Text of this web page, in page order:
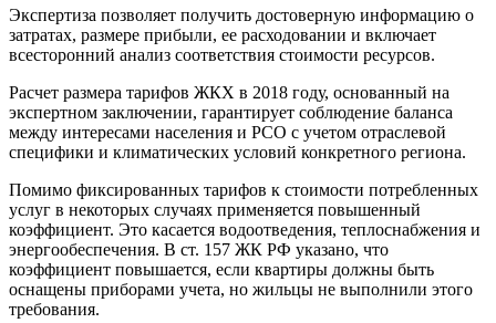
Экспертиза позволяет получить достоверную информацию о
затратах, размере прибыли, ее расходовании и включает
всесторонний анализ соответствия стоимости ресурсов.
Расчет размера тарифов ЖКХ в 2018 году, основанный на
экспертном заключении, гарантирует соблюдение баланса
между интересами населения и РСО с учетом отраслевой
специфики и климатических условий конкретного региона.
Помимо фиксированных тарифов к стоимости потребленных
услуг в некоторых случаях применяется повышенный
коэффициент. Это касается водоотведения, теплоснабжения и
энергообеспечения. В ст. 157 ЖК РФ указано, что
коэффициент повышается, если квартиры должны быть
оснащены приборами учета, но жильцы не выполнили этого
требования.